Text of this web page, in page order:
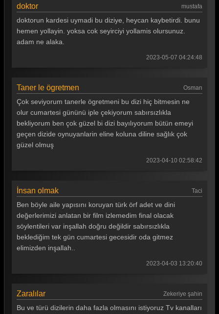
Gönül Dağı 101. Bölüm
Gönül Dağı 100. Bölüm
Gönül Dağı 99. Bölüm
Gönül Dağı 96. Bölüm
Gönül Dağı 95. Bölüm
Gönül Dağı 94. Bölüm
Gönül Dağı 93. Bölüm
Gönül Dağı 90. Bölüm
Gönül Dağı 89. Bölüm
Gönül Dağı 88. Bölüm
Gönül Dağı 87. Bölüm
Gönül Dağı 85. Bölüm
Gönül Dağı 84. Bölüm
doktor mustafa
doktorun kardesi uymadi bu diziye, heycan kaybetirdi. bunu
hemen yollayin. yoksa cok seyirciyi yollamis olursunuz.
adam ne alaka.
2023-05-07 04:24:48
Taner le ögretmen Osman
Çok seviyorum tanerle ögretmeni bu dizi hiç bitmesin ne
olur cumartesi gününü iple çekiyorum sabırsızlıkla
bekliyorum ben çok güzel bi dizi bayılıyorum bütün emeyi
geçen dizide oynuyanlarin eline koluna diline sağlık çok
güzel olmuş
2023-04-10 02:58:42
İnsan olmak Taci
Ben böyle aile yapısını koruyan türk örf adet ve dini
değerlerimizi anlatan bir film izlemedim final olacak
söylentileri var inşallah doğru değildir sabırsızlıkla
beklediğim tek gün cumartesi gecesidir oda gitmez
elimizden inşallah..
2023-04-03 13:20:40
Zaralılar Zekeriye şahin
Bu ve türü dizilerin daha fazla olmasını istiyoruz Tv kanalları